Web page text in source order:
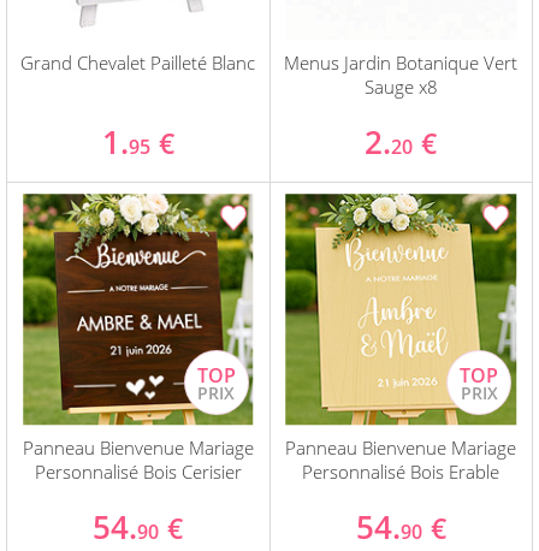
Grand Chevalet Pailleté Blanc
1.95 €
Menus Jardin Botanique Vert
Sauge x8
2.20 €
Panneau Bienvenue Mariage
Personnalisé Bois Cerisier
54.90 €
Panneau Bienvenue Mariage
Personnalisé Bois Erable
54.90 €